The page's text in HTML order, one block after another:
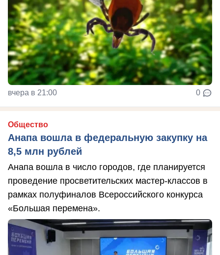
вчера в 21:00 0
Общество
Анапа вошла в федеральную закупку на
8,5 млн рублей
Анапа вошла в число городов, где планируется
проведение просветительских мастер-классов в
рамках полуфиналов Всероссийского конкурса
«Большая перемена».